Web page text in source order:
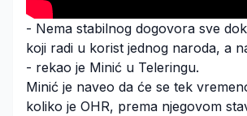
- Nema stabilnog dogovora sve
koji radi u korist jednog naroda, a
- rekao je Minić u Teleringu.
Minić je naveo da će se tek
koliko je OHR, prema njegovom